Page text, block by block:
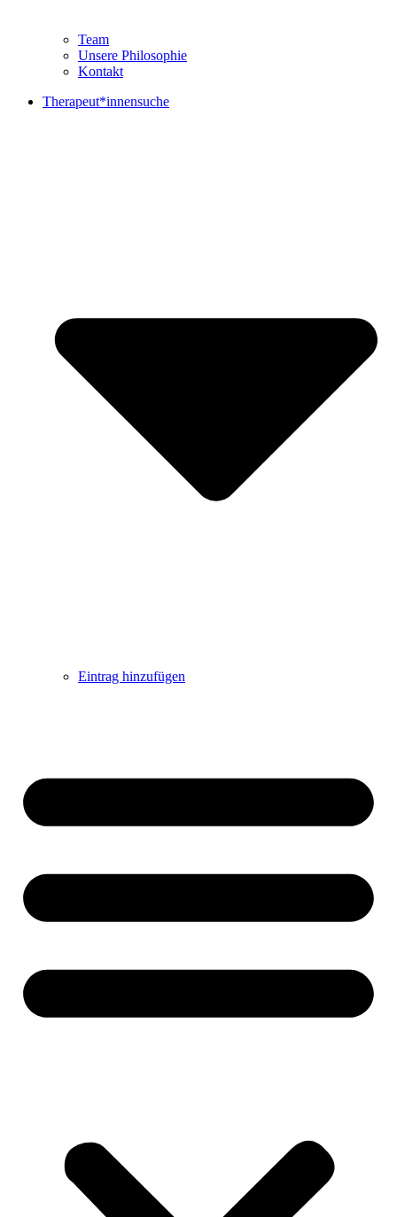
Team
Unsere Philosophie
Kontakt
Therapeut*innensuche
Eintrag hinzufügen